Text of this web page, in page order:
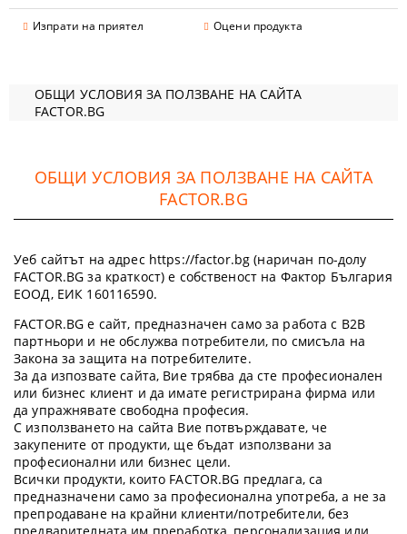
Изпрати на приятел Оцени продукта
ОБЩИ УСЛОВИЯ ЗА ПОЛЗВАНЕ НА САЙТА
FACTOR.BG
ОБЩИ УСЛОВИЯ ЗА ПОЛЗВАНЕ НА САЙТА
FACTOR.BG
Уеб сайтът на адрес https://factor.bg (наричан по-долу
FACTOR.BG за краткост) е собственост на Фактор България
ЕООД, ЕИК 160116590.
FACTOR.BG е сайт, предназначен само за работа с B2B
партньори и не обслужва потребители, по смисъла на
Закона за защита на потребителите.
За да изпозвате сайта, Вие трябва да сте професионален
или бизнес клиент и да имате регистрирана фирма или
да упражнявате свободна професия.
С използването на сайта Вие потвърждавате, че
закупените от продукти, ще бъдат използвани за
професионални или бизнес цели.
Всички продукти, които FACTOR.BG предлага, са
предназначени само за професионална употреба, а не за
препродаване на крайни клиенти/потребители, без